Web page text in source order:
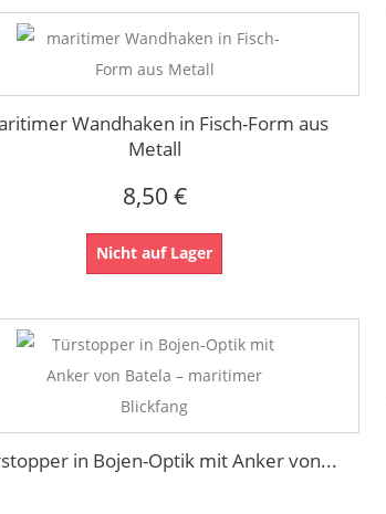
Wandhaken in Fisch-Form aus
Metall
8,50 €
Nicht auf Lager
in Bojen-Optik mit Anker von...